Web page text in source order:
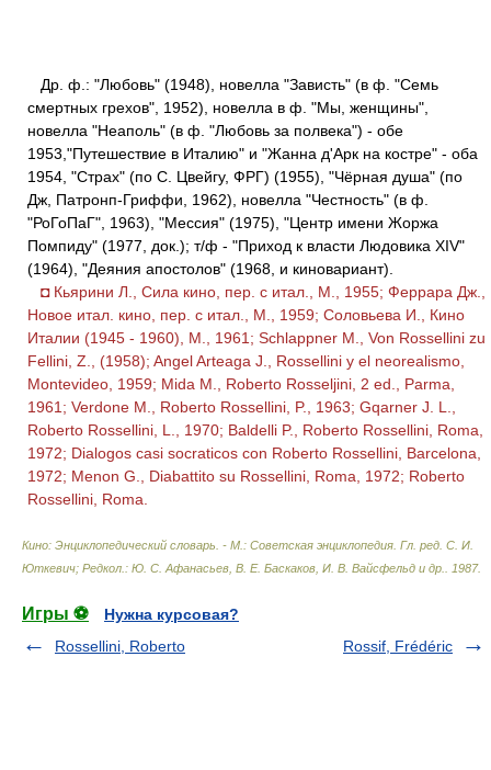
Др. ф.: "Любовь" (1948), новелла "Зависть" (в ф. "Семь
смертных грехов", 1952), новелла в ф. "Мы, женщины",
новелла "Неаполь" (в ф. "Любовь за полвека") - обе
1953,"Путешествие в Италию" и "Жанна д'Арк на костре" - оба
1954, "Страх" (по С. Цвейгу, ФРГ) (1955), "Чёрная душа" (по
Дж, Патронп-Гриффи, 1962), новелла "Честность" (в ф.
"РоГоПаГ", 1963), "Мессия" (1975), "Центр имени Жоржа
Помпиду" (1977, док.); т/ф - "Приход к власти Людовика XIV"
(1964), "Деяния апостолов" (1968, и киновариант).
◘ Кьярини Л., Сила кино, пер. с итал., М., 1955; Феррара Дж.,
Новое итал. кино, пер. с итал., М., 1959; Соловьева И., Кино
Италии (1945 - 1960), М., 1961; Schlappner M., Von Rossellini zu
Fellini, Z., (1958); Angel Arteaga J., Rossellini у el neorealismo,
Montevideo, 1959; Mida M., Roberto Rosseljini, 2 ed., Parma,
1961; Verdone M., Roberto Rossellini, P., 1963; Gqarner J. L.,
Roberto Rossellini, L., 1970; Вaldelli P., Roberto Rossellini, Roma,
1972; Dialogos casi socraticos con Roberto Rossellini, Barcelona,
1972; Menon G., Diabattito su Rossellini, Roma, 1972; Roberto
Rossellini, Roma.
Кино: Энциклопедический словарь. - М.: Советская энциклопедия Гл. ред. С. И.
Юткевич; Редкол.: Ю. С. Афанасьев, В. Е. Баскаков, И. В. Вайсфельд и др.
1987.
Игры ⚽
Нужна курсовая?
Rossellini, Roberto
Rossif, Frédéric